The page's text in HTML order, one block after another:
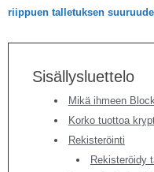
riippuen talletuksen
Sisällysluettelo
Mikä ihmeen
Korko tuottoa
Rekisteröinti
Rekisteröidy